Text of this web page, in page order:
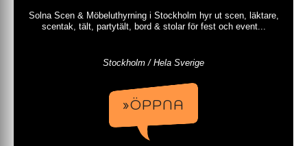
Solna Scen & Möbeluthyrning i Stockholm hyr ut scen, läktare,
scentak, tält, partytält, bord & stolar för fest och event...
Stockholm / Hela Sverige
»ÖPPNA